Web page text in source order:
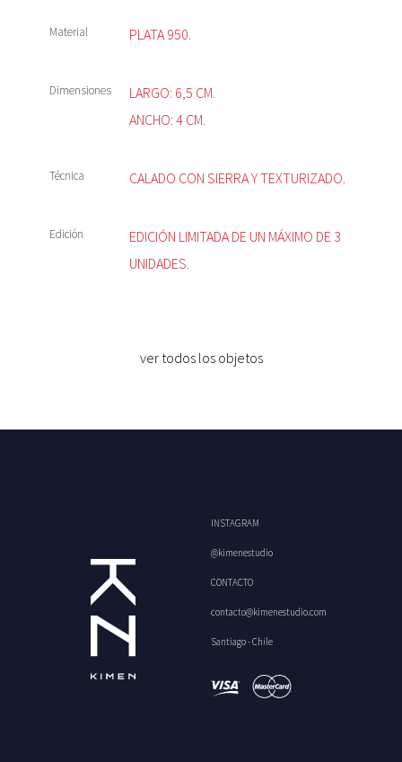
Material PLATA 950.
Dimensiones
LARGO: 6,5 CM.
ANCHO: 4 CM.
Técnica CALADO CON SIERRA Y TEXTURIZADO.
Edición
EDICIÓN LIMITADA DE UN MÁXIMO DE 3
UNIDADES.
ver todos los objetos
INSTAGRAM
@kimenestudio
CONTACTO
contacto@kimenestudio.com
Santiago - Chile